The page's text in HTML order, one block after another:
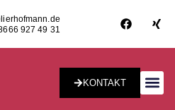
927 49 31
KONTAKT